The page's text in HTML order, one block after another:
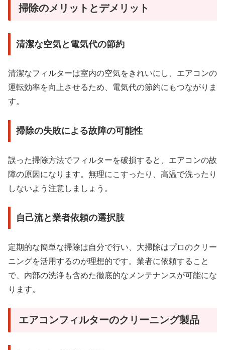
掃除のメリットとデメリット
清潔な空気と電気代の節約
清潔なフィルターは室内の空気をきれいにし、エアコンの
運転効率を向上させるため、電気代の節約にもつながりま
す。
掃除の失敗による故障の可能性
誤った掃除方法でフィルターを破損すると、エアコンの故
障の原因になります。無理にこすったり、高温で洗ったり
しないよう注意しましょう。
自己流と業者依頼の選択肢
定期的な簡単な掃除は自分で行い、大掃除はプロのクリー
ニングを活用するのが理想的です。業者に依頼すること
で、内部の洗浄も含めた徹底的なメンテナンスが可能にな
ります。
エアコンフィルターのクリーニング製品